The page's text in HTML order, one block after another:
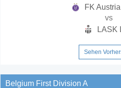
FK
vs
LASK
Sehen
Belgium First Division A